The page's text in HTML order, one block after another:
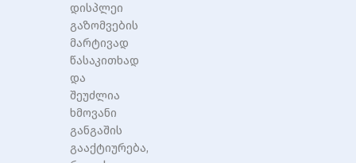
დისპლეი
გაზომვების
მარტივად
წასაკითხად
და
შეუძლია
ხმოვანი
განგაშის
გააქტიურება,